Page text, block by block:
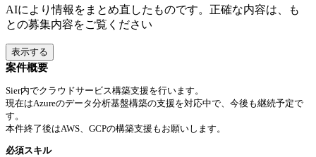
AIにより情報をまとめ直したものです。正確な内容は、も
との募集内容をご覧ください
表示する
案件概要
Sier内でクラウドサービス構築支援を行います。
現在はAzureのデータ分析基盤構築の支援を対応中で、今後も継続予定で
す。
本件終了後はAWS、GCPの構築支援もお願いします。
必須スキル